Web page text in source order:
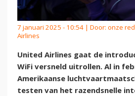
7 januari 2025 - 10:54 | Door: onze
Airlines
United Airlines gaat de
WiFi versneld uitrollen. Al in
Amerikaanse
testen van het razendsnelle